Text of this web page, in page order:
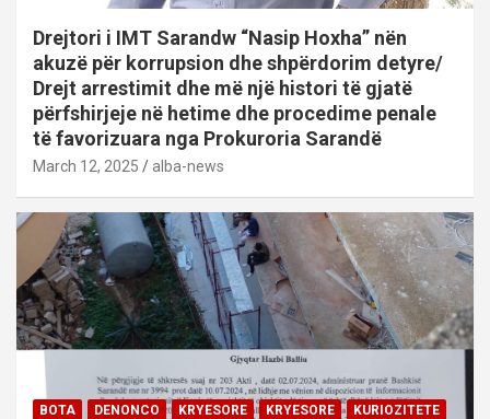
Drejtori i IMT Sarandw “Nasip Hoxha” nën
akuzë për korrupsion dhe shpërdorim detyre/
Drejt arrestimit dhe më një histori të gjatë
përfshirjeje në hetime dhe procedime penale
të favorizuara nga Prokuroria Sarandë
March 12, 2025 alba-news
BOTA DENONCO KRYESORE KRYESORE
KURIOZITETE